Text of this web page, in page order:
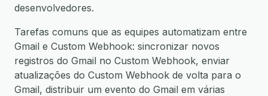
desenvolvedores.
Tarefas comuns que as equipes automatizam entre
Gmail e Custom Webhook: sincronizar novos
registros do Gmail no Custom Webhook, enviar
atualizações do Custom Webhook de volta para o
Gmail, distribuir um evento do Gmail em várias